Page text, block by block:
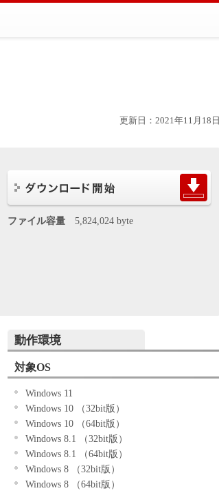
更新日：2021年11月18日
ファイル容量 5,824,024 byte
動作環境
対象OS
Windows 11
Windows 10 （32bit版）
Windows 10 （64bit版）
Windows 8.1 （32bit版）
Windows 8.1 （64bit版）
Windows 8 （32bit版）
Windows 8 （64bit版）